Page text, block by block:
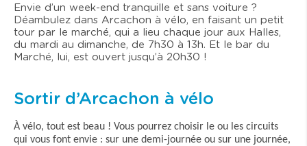
Envie d’un week-end tranquille et sans voiture ?
Déambulez dans Arcachon à vélo, en faisant un petit
tour par le marché, qui a lieu chaque jour aux Halles,
du mardi au dimanche, de 7h30 à 13h. Et le bar du
Marché, lui, est ouvert jusqu’à 20h30 !
Sortir d’Arcachon à vélo
À vélo, tout est beau ! Vous pourrez choisir le ou les circuits
qui vous font envie : sur une demi-journée ou sur une journée,